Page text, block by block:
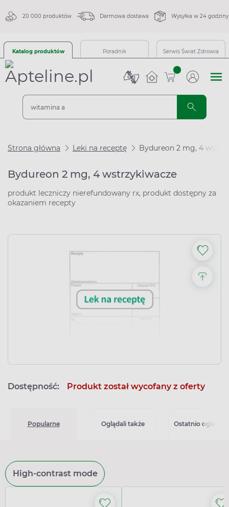
20 000 produktów Darmowa dostawa Wysyłka w 24 godziny
Katalog produktów Poradnik Serwis Świat Zdrowia
sztuk
Strona główna Leki na receptę Bydureon 2 mg, 4
Bydureon 2 mg, 4 wstrzykiwacze
produkt leczniczy nierefundowany rx, produkt dostępny za
okazaniem recepty
Dostępność: Produkt został wycofany z oferty
Popularne Oglądali także Ostatnio
High-contrast mode